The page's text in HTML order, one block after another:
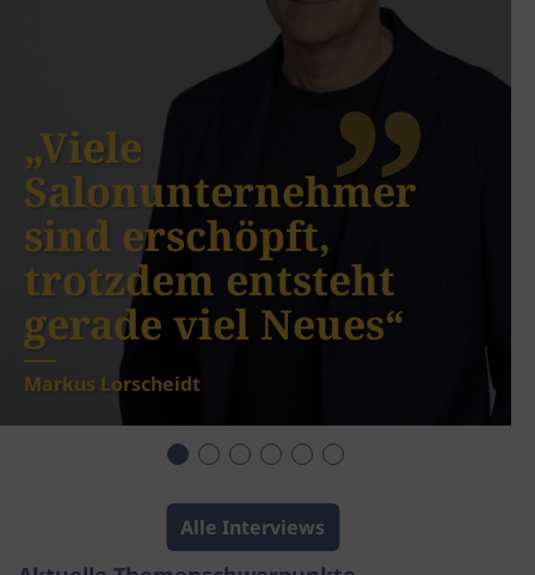
„Viele
Salonunternehmer
sind erschöpft,
trotzdem entsteht
gerade viel Neues“
Markus Lorscheidt
Alle Interviews